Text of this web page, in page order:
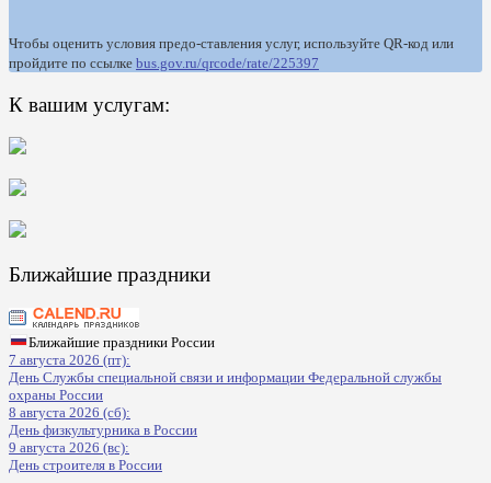
Чтобы оценить условия предо-ставления услуг, используйте QR-код или
пройдите по ссылке bus.gov.ru/qrcode/rate/225397
К вашим услугам:
Ближайшие праздники
Ближайшие праздники России
7 августа 2026 (пт):
День Службы специальной связи и информации Федеральной службы
охраны России
8 августа 2026 (сб):
День физкультурника в России
9 августа 2026 (вс):
День строителя в России